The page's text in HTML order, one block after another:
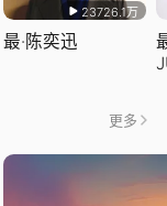
23726.1万
最·陈奕迅
更多